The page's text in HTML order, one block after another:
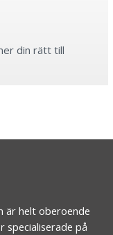
din rätt till
är helt oberoende
specialiserade på